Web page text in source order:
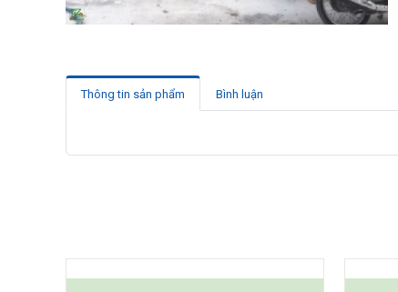
Thông tin sản phẩm Bình luận